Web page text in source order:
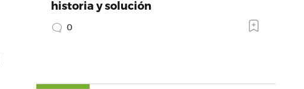
historia y solución
0